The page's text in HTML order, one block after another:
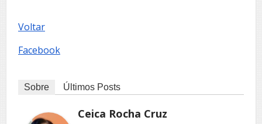
Voltar
Facebook
Sobre Últimos Posts
Ceica Rocha Cruz